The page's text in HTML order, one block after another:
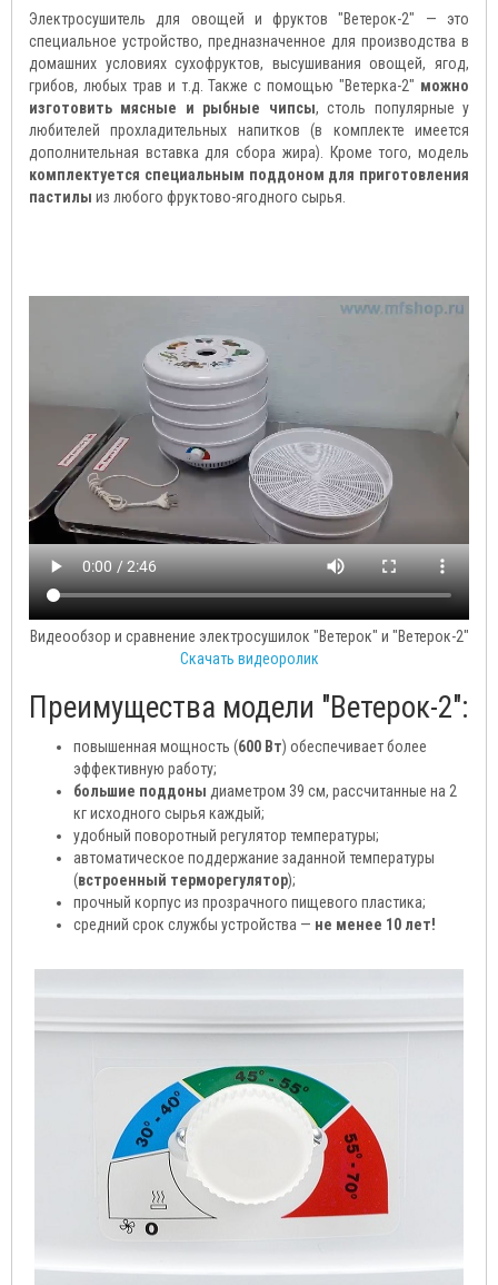
Электросушитель для овощей и фруктов "Ветерок-2" — это
специальное устройство, предназначенное для производства в
домашних условиях сухофруктов, высушивания овощей, ягод,
грибов, любых трав и т.д. Также с помощью "Ветерка-2" можно
изготовить мясные и рыбные чипсы, столь популярные у
любителей прохладительных напитков (в комплекте имеется
дополнительная вставка для сбора жира). Кроме того, модель
комплектуется специальным поддоном для приготовления
пастилы из любого фруктово-ягодного сырья.
Видеообзор и сравнение электросушилок "Ветерок" и "Ветерок-2"
Скачать видеоролик
Преимущества модели "Ветерок-2":
повышенная мощность (600 Вт) обеспечивает более
эффективную работу;
большие поддоны диаметром 39 см, рассчитанные на 2
кг исходного сырья каждый;
удобный поворотный регулятор температуры;
автоматическое поддержание заданной температуры
(встроенный терморегулятор);
прочный корпус из прозрачного пищевого пластика;
средний срок службы устройства — не менее 10 лет!